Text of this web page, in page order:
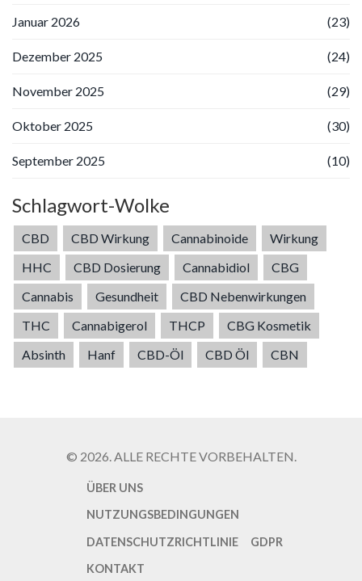
Januar 2026 (23)
Dezember 2025 (24)
November 2025 (29)
Oktober 2025 (30)
September 2025 (10)
Schlagwort-Wolke
CBD CBD Wirkung Cannabinoide
Wirkung
HHC
CBD Dosierung Cannabidiol
CBG
Cannabis
Gesundheit
CBD Nebenwirkungen
THC
Cannabigerol THCP
CBG Kosmetik
Absinth
Hanf CBD-Öl CBD Öl CBN
© 2026. ALLE RECHTE VORBEHALTEN.
ÜBER UNS
NUTZUNGSBEDINGUNGEN
DATENSCHUTZRICHTLINIE
GDPR
KONTAKT